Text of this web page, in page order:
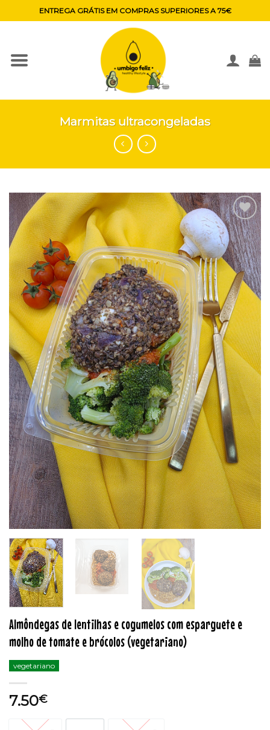
to
ENTREGA GRÁTIS EM COMPRAS SUPERIORES A 75€
Marmitas ultracongeladas
Adicionar
aos
favoritos
Almôndegas de lentilhas e cogumelos com esparguete e
molho de tomate e brócolos (vegetariano)
vegetariano
7.50€